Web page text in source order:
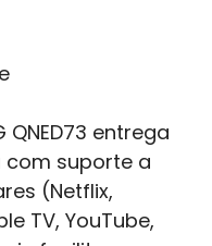
QNED73 entrega
suporte a
(Netflix,
TV, YouTube,